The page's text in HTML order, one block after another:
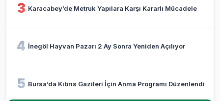
3 Karacabey’de Metruk Yapılara Karşı Kararlı Mücadele
4 İnegöl Hayvan Pazarı 2 Ay Sonra Yeniden Açılıyor
5 Bursa’da Kıbrıs Gazileri İçin Anma Programı Düzenlendi